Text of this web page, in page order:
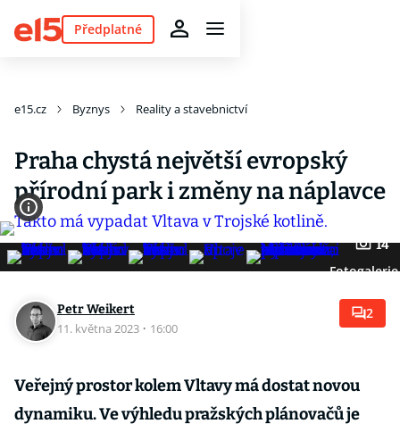
Předplatné
e15.cz Byznys Reality a stavebnictví
Praha chystá největší evropský
přírodní park i změny na náplavce
14
Fotogalerie
Petr Weikert
11. května 2023 · 16:00
2
Veřejný prostor kolem Vltavy má dostat novou
dynamiku. Ve výhledu pražských plánovačů je